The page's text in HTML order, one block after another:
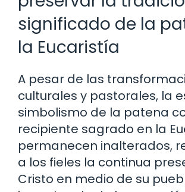
significado de la
la Eucaristía
A pesar de las
culturales y pastorales, la
simbolismo de la patena
recipiente sagrado en la
permanecen inalterados,
a los fieles la continua
Cristo en medio de su